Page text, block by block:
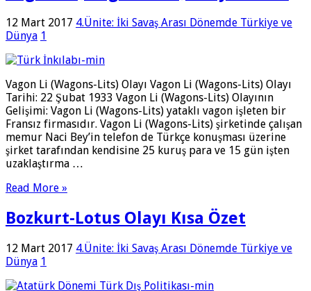
12 Mart 2017 4.Ünite: İki Savaş Arası Dönemde Türkiye ve
Dünya 1
Vagon Li (Wagons-Lits) Olayı Vagon Li (Wagons-Lits) Olayı
Tarihi: 22 Şubat 1933 Vagon Li (Wagons-Lits) Olayının
Gelişimi: Vagon Li (Wagons-Lits) yataklı vagon işleten bir
Fransız firmasıdır. Vagon Li (Wagons-Lits) şirketinde çalışan
memur Naci Bey’in telefon de Türkçe konuşması üzerine
şirket tarafından kendisine 25 kuruş para ve 15 gün işten
uzaklaştırma …
Read More »
Bozkurt-Lotus Olayı Kısa Özet
12 Mart 2017 4.Ünite: İki Savaş Arası Dönemde Türkiye ve
Dünya 1